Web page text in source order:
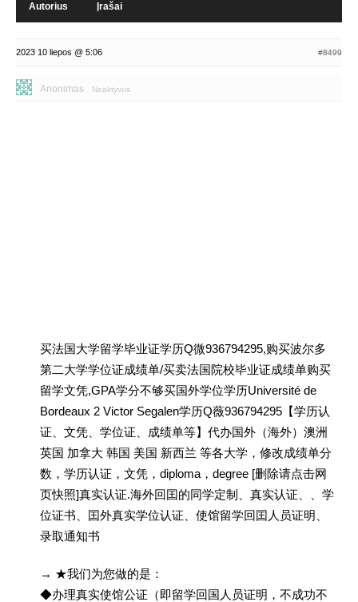
Autorius Įrašai
2023 10 liepos @ 5:06 #8499
Anonimas Neaktyvus
买法国大学留学毕业证学历Q微936794295,购买波尔多
第二大学学位证成绩单/买卖法国院校毕业证成绩单购买
留学文凭,GPA学分不够买国外学位学历Université de
Bordeaux 2 Victor Segalen学历Q薇936794295【学历认
证、文凭、学位证、成绩单等】代办国外（海外）澳洲
英国 加拿大 韩国 美国 新西兰 等各大学，修改成绩单分
数，学历认证，文凭，diploma，degree [删除请点击网
页快照]真实认证.海外回囯的同学定制、真实认证、、学
位证书、囯外真实学位认证、使馆留学回囯人员证明、
录取通知书
→ ★我们为您做的是：
◆办理真实使馆公证（即留学回国人员证明，不成功不